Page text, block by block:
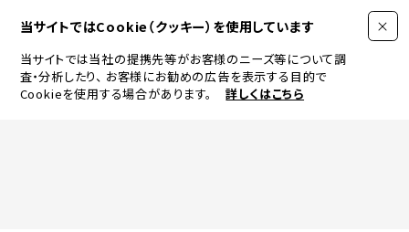
当サイトではCookie（クッキー）を使用しています
当サイトでは当社の提携先等がお客様のニーズ等について調
査・分析したり、 お客様にお勧めの広告を表示する目的で
Cookieを使用する場合があります。
詳しくはこちら